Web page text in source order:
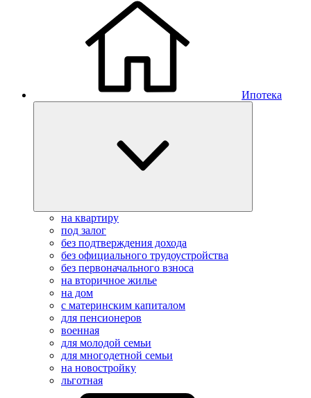
Ипотека
на квартиру
под залог
без подтверждения дохода
без официального трудоустройства
без первоначального взноса
на вторичное жилье
на дом
с материнским капиталом
для пенсионеров
военная
для молодой семьи
для многодетной семьи
на новостройку
льготная